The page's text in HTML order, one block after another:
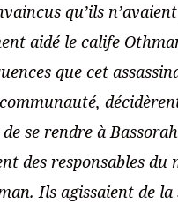
qu’ils
aidé le calife
que cet
se rendre à
des responsables du
Ils agissaient de la